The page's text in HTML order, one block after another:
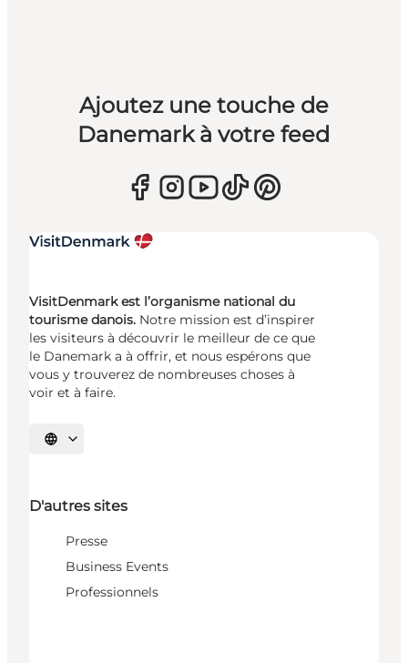
Ajoutez une touche de
Danemark à votre feed
VisitDenmark est l’organisme national du
tourisme danois. Notre mission est d’inspirer
les visiteurs à découvrir le meilleur de ce que
le Danemark a à offrir, et nous espérons que
vous y trouverez de nombreuses choses à
voir et à faire.
Choisissez la langue
D'autres sites
Presse
Business Events
Professionnels